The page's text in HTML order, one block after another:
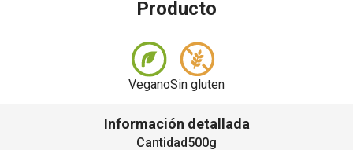
Producto
VeganoSin gluten
Información detallada
Cantidad500g